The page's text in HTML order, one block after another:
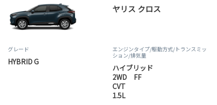
ヤリス クロス
グレード
HYBRID G
エンジンタイプ/駆動方式/トランスミッ
ション/排気量
ハイブリッド
2WD FF
CVT
1.5L